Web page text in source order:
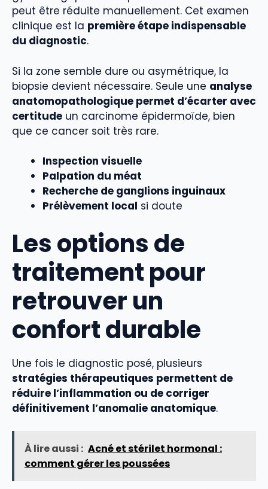
peut être réduite manuellement. Cet examen
clinique est la première étape indispensable
du diagnostic.
Si la zone semble dure ou asymétrique, la
biopsie devient nécessaire. Seule une analyse
anatomopathologique permet d’écarter avec
certitude un carcinome épidermoïde, bien
que ce cancer soit très rare.
Inspection visuelle
Palpation du méat
Recherche de ganglions inguinaux
Prélèvement local si doute
Les options de
traitement pour
retrouver un
confort durable
Une fois le diagnostic posé, plusieurs
stratégies thérapeutiques permettent de
réduire l’inflammation ou de corriger
définitivement l’anomalie anatomique.
À lire aussi : Acné et stérilet hormonal :
comment gérer les poussées